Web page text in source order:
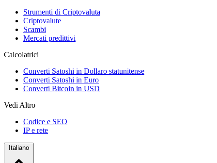
Strumenti di Criptovaluta
Criptovalute
Scambi
Mercati predittivi
Calcolatrici
Converti Satoshi in Dollaro statunitense
Converti Satoshi in Euro
Converti Bitcoin in USD
Vedi Altro
Codice e SEO
IP e rete